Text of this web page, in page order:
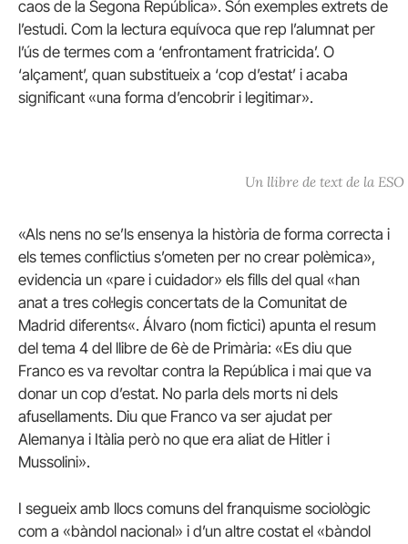
caos de la Segona República». Són exemples extrets de
l’estudi. Com la lectura equívoca que rep l’alumnat per
l’ús de termes com a ‘enfrontament fratricida’. O
‘alçament’, quan substitueix a ‘cop d’estat’ i acaba
significant «una forma d’encobrir i legitimar».
Un llibre de text de la ESO
«Als nens no se’ls ensenya la història de forma correcta i
els temes conflictius s’ometen per no crear polèmica»,
evidencia un «pare i cuidador» els fills del qual «han
anat a tres col·legis concertats de la Comunitat de
Madrid diferents«. Álvaro (nom fictici) apunta el resum
del tema 4 del llibre de 6è de Primària: «Es diu que
Franco es va revoltar contra la República i mai que va
donar un cop d’estat. No parla dels morts ni dels
afusellaments. Diu que Franco va ser ajudat per
Alemanya i Itàlia però no que era aliat de Hitler i
Mussolini».
I segueix amb llocs comuns del franquisme sociològic
com a «bàndol nacional» i d’un altre costat el «bàndol